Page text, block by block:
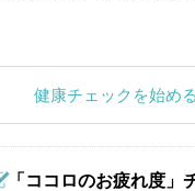
健康チェックを始める
「ココロのお疲れ度」